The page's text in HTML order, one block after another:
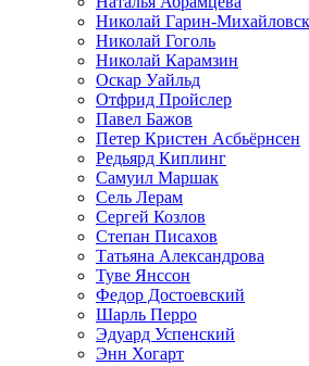
Николай Гарин-
Николай Гоголь
Николай Карамзин
Оскар Уайльд
Отфрид Пройслер
Павел Бажов
Петер Кристен Асбьёрнсен
Редьярд Киплинг
Самуил Маршак
Сель Лерам
Сергей Козлов
Степан Писахов
Татьяна Александрова
Туве Янссон
Федор Достоевский
Шарль Перро
Эдуард Успенский
Энн Хогарт